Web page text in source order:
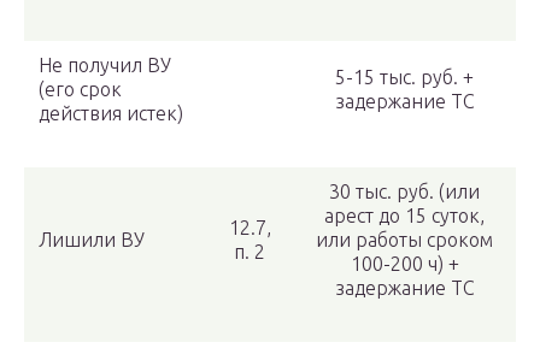
Не получил ВУ
(его срок
действия истек)
5-15 тыс. руб. +
задержание ТС
Лишили ВУ
12.7,
п. 2
30 тыс. руб. (или
арест до 15 суток,
или работы сроком
100-200 ч) +
задержание ТС